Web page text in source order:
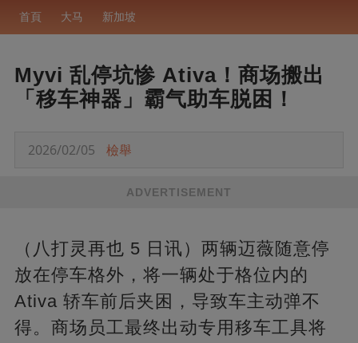
首頁 大马 新加坡
Myvi 乱停坑惨 Ativa！商场搬出
「移车神器」霸气助车脱困！
2026/02/05 檢舉
ADVERTISEMENT
（八打灵再也 5 日讯）两辆迈薇随意停
放在停车格外，将一辆处于格位内的
Ativa 轿车前后夹困，导致车主动弹不
得。商场员工最终出动专用移车工具将